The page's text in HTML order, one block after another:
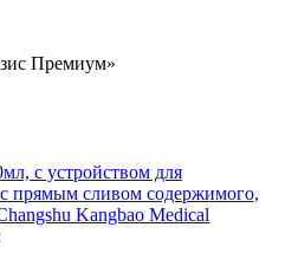
Премиум»
с устройством для
прямым сливом содержимого,
Kangbao Medical